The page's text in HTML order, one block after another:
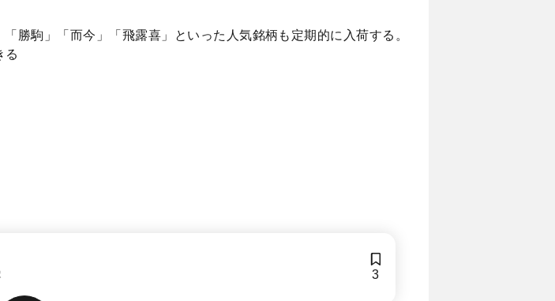
勝駒」「而今」「飛露喜」といった人気銘柄も定期的に入荷する。
る
3